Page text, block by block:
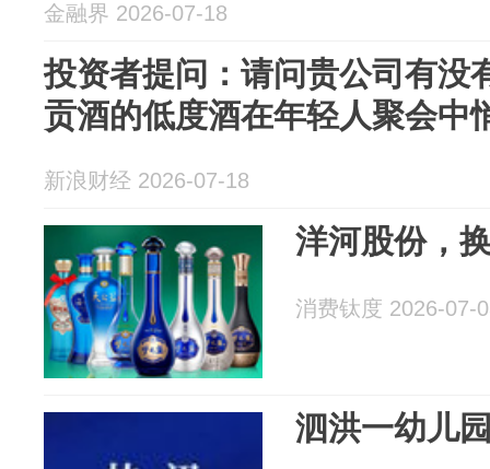
金融界 2026-07-18
投资者提问：请问贵公司有没
贡酒的低度酒在年轻人聚会中
新浪财经 2026-07-18
洋河股份，
消费钛度 2026-07-
泗洪一幼儿